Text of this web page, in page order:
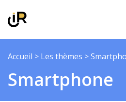
Accueil > Les thèmes >
Smartphone